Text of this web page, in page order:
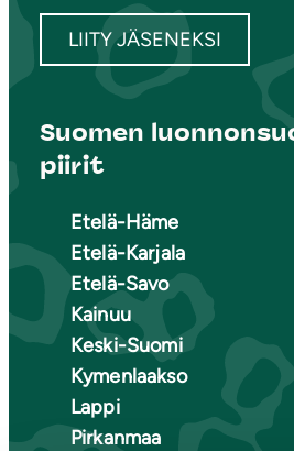
LIITY JÄSENEKSI
Suomen
piirit
Etelä-Häme
Etelä-Karjala
Etelä-Savo
Kainuu
Keski-Suomi
Kymenlaakso
Lappi
Pirkanmaa